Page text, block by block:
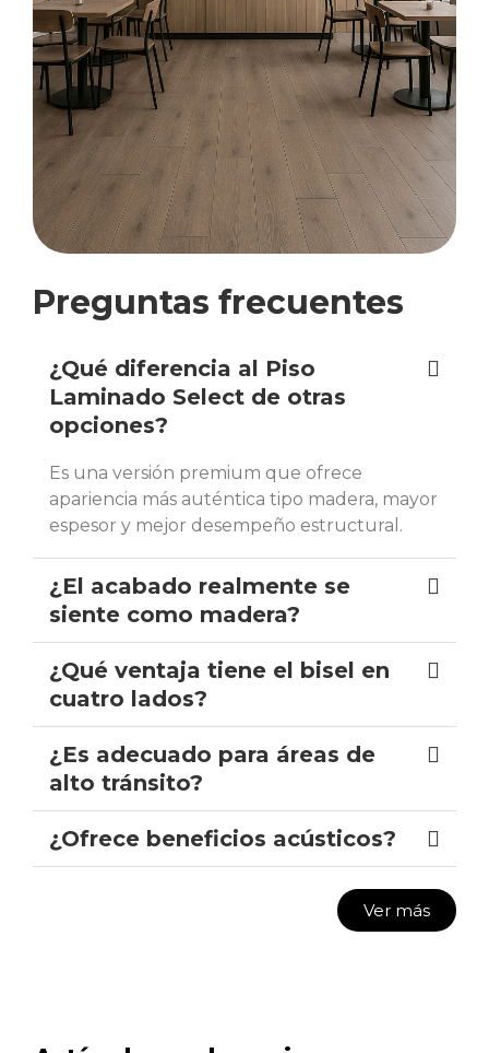
Preguntas frecuentes
¿Qué diferencia al Piso
Laminado Select de otras
opciones?
Es una versión premium que ofrece
apariencia más auténtica tipo madera, mayor
espesor y mejor desempeño estructural.
¿El acabado realmente se
siente como madera?
¿Qué ventaja tiene el bisel en
cuatro lados?
¿Es adecuado para áreas de
alto tránsito?
¿Ofrece beneficios acústicos?
Ver más